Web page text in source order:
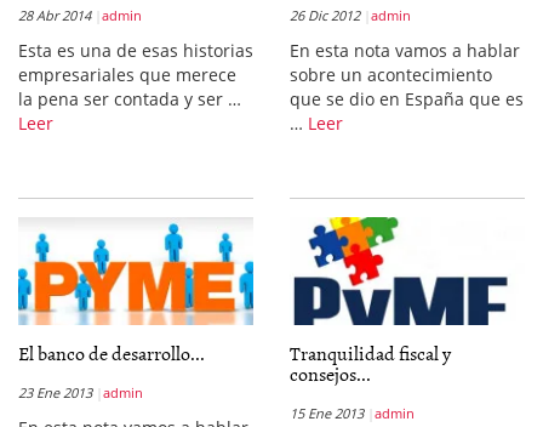
28 Abr 2014 admin
Esta es una de esas historias
empresariales que merece
la pena ser contada y ser …
Leer
26 Dic 2012 admin
En esta nota vamos a hablar
sobre un acontecimiento
que se dio en España que es
… Leer
El banco de desarrollo...
23 Ene 2013 admin
Tranquilidad fiscal y
consejos...
15 Ene 2013 admin